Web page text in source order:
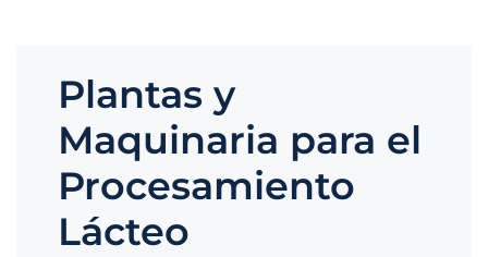
Plantas y
Maquinaria para el
Procesamiento
Lácteo